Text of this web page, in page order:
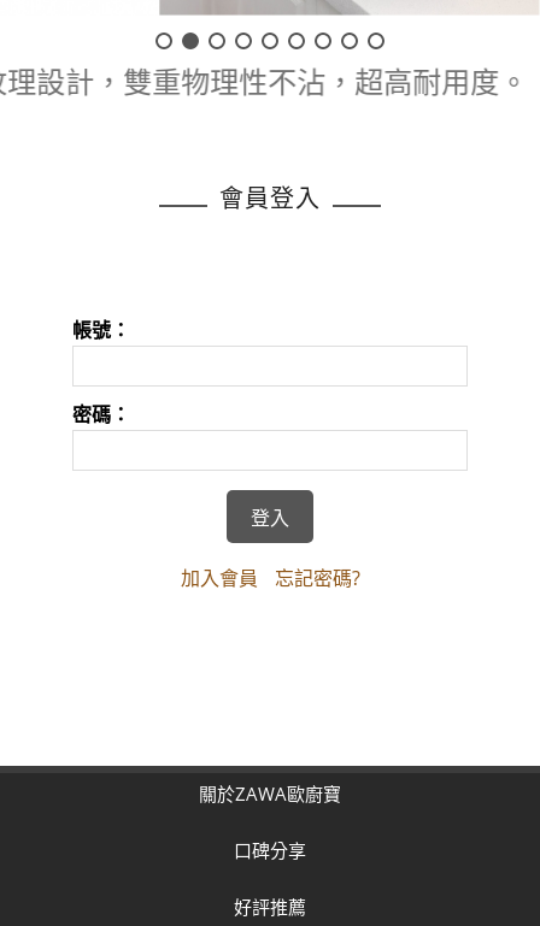
計，雙重物理性不沾，超高耐用度
會員登入
帳號：
密碼：
加入會員 忘記密碼?
關於ZAWA歐廚寶
口碑分享
好評推薦